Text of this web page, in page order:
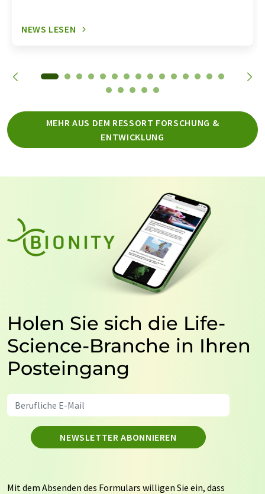
NEWS LESEN
MEHR AUS DEM RESSORT FORSCHUNG &
ENTWICKLUNG
Holen Sie sich die Life-
Science-Branche in Ihren
Posteingang
NEWSLETTER ABONNIEREN
Mit dem Absenden des Formulars willigen Sie ein, dass